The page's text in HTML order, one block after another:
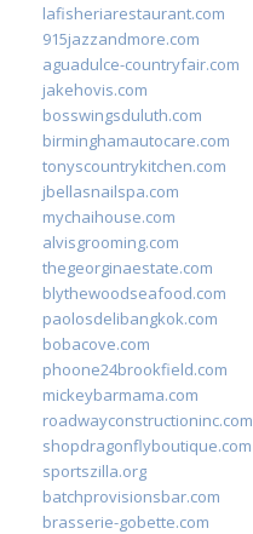
lafisheriarestaurant.com
915jazzandmore.com
aguadulce-countryfair.com
jakehovis.com
bosswingsduluth.com
birminghamautocare.com
tonyscountrykitchen.com
jbellasnailspa.com
mychaihouse.com
alvisgrooming.com
thegeorginaestate.com
blythewoodseafood.com
paolosdelibangkok.com
bobacove.com
phoone24brookfield.com
mickeybarmama.com
roadwayconstructioninc.com
shopdragonflyboutique.com
sportszilla.org
batchprovisionsbar.com
brasserie-gobette.com